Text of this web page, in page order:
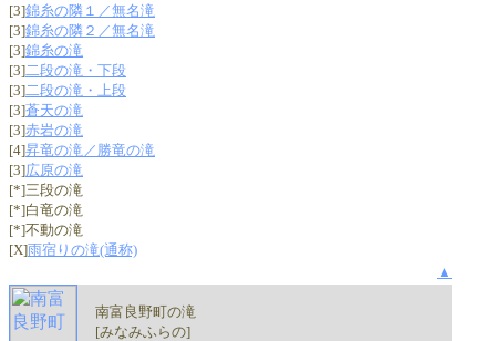
[3]錦糸の隣１／無名滝
[3]錦糸の隣２／無名滝
[3]錦糸の滝
[3]二段の滝・下段
[3]二段の滝・上段
[3]蒼天の滝
[3]赤岩の滝
[4]昇竜の滝／勝竜の滝
[3]広原の滝
[*]三段の滝
[*]白竜の滝
[*]不動の滝
[X]雨宿りの滝(通称)
▲
南富良野町の滝
[みなみふらの]